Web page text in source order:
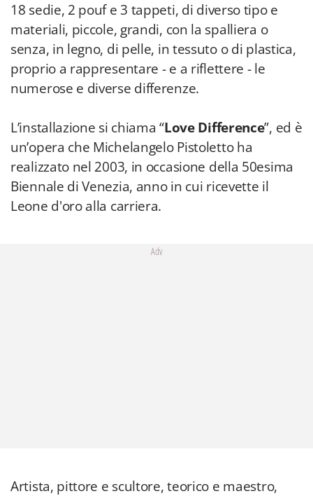
18 sedie, 2 pouf e 3 tappeti, di diverso tipo e
materiali, piccole, grandi, con la spalliera o
senza, in legno, di pelle, in tessuto o di plastica,
proprio a rappresentare - e a riflettere - le
numerose e diverse differenze.
L’installazione si chiama “Love Difference”, ed è
un’opera che Michelangelo Pistoletto ha
realizzato nel 2003, in occasione della 50esima
Biennale di Venezia, anno in cui ricevette il
Leone d'oro alla carriera.
Adv
Artista, pittore e scultore, teorico e maestro,